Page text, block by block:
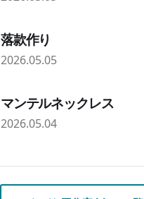
落款作り
2026.05.05
マンテルネックレス
2026.05.04